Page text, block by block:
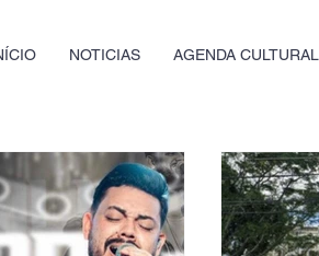
NOTICIAS AGENDA CULTURAL